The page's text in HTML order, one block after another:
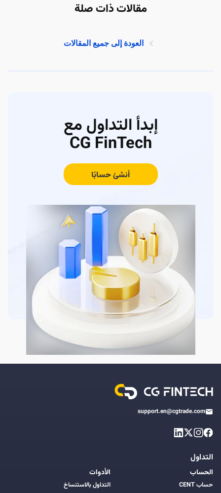
مقالات ذات صلة
العودة إلى جميع المقالات
إبدأ التداول مع
CG FinTech
أنشئ حسابًا
support.en@cgtrade.com
التداول
الحساب
حساب CENT
الأدوات
التداول بالاستنساخ